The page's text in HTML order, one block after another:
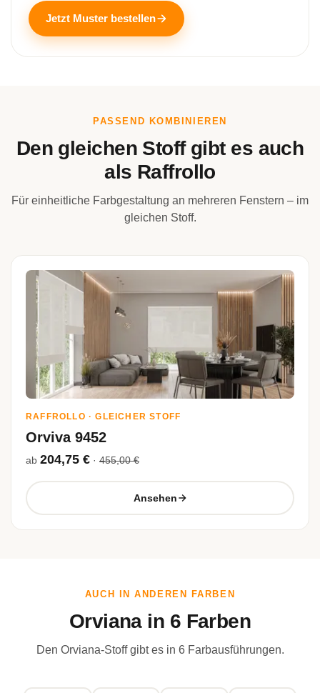
Jetzt Muster bestellen
PASSEND KOMBINIEREN
Den gleichen Stoff gibt es auch
als Raffrollo
Für einheitliche Farbgestaltung an mehreren Fenstern – im
gleichen Stoff.
RAFFROLLO · GLEICHER STOFF
Orviva 9452
ab 204,75 € · 455,00 €
Ansehen
AUCH IN ANDEREN FARBEN
Orviana in 6 Farben
Den Orviana-Stoff gibt es in 6 Farbausführungen.